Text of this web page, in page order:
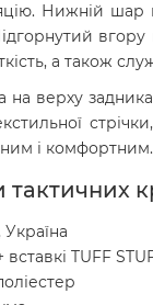
Нижній шар
а також
на верху
і комфортним.
вставкі TUFF